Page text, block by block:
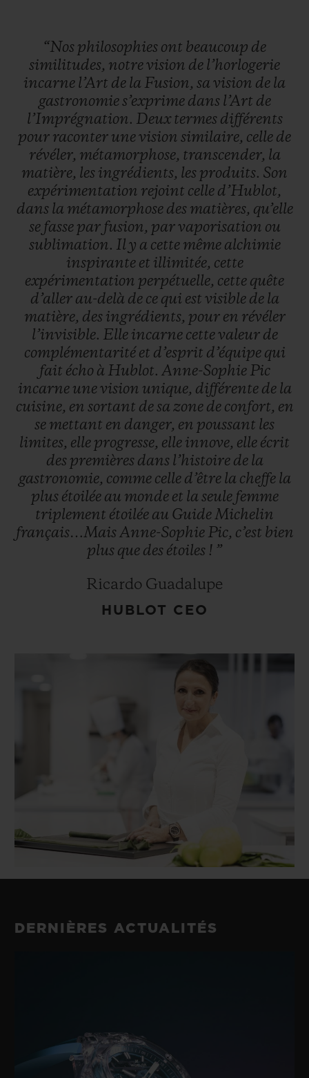
“Nos philosophies ont beaucoup de
similitudes, notrevision de l’horlogerie
incarne l’Art de la Fusion, sa vision de la
gastronomies’exprime dans l’Art de
l’Imprégnation. Deux termes différents
pour raconter unevision similaire, celle de
révéler, métamorphose, transcender, la
matière, les ingrédients, les produits. Son
expérimentation rejoint celle d’Hublot,
dans la métamorphose des matières, qu’elle
se fasse par fusion, parvaporisation ou
sublimation. Il y a cette même alchimie
inspirante et illimitée, cette
expérimentation perpétuelle, cette quête
d’aller au-delà de ce qui est visible de la
matière, des ingrédients, pour en révéler
l’invisible. Elle incarne cettevaleur de
complémentarité et d’esprit d’équipe qui
fait écho à Hublot. Anne-Sophie Pic
incarne unevision unique, différente de la
cuisine, en sortant desa zone de confort, en
se mettant en danger, en poussant les
limites, elle progresse, elle innove, elle écrit
des premières dans l’histoire de la
gastronomie, comme celle d’être la cheffe la
plus étoilée au monde et la seule femme
triplement étoilée au GuideMichelin
français…MaisAnne-Sophie Pic, c’est bien
plus que des étoiles ! ”
Ricardo Guadalupe
HUBLOT CEO
DERNIÈRES ACTUALITÉS